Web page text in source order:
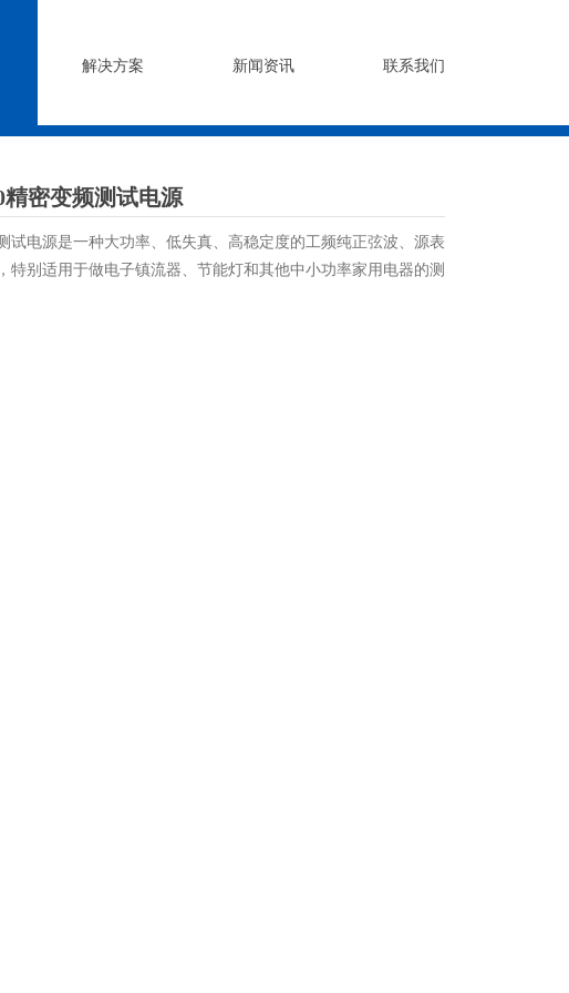
解决方案 新闻资讯 联系我们
精密变频测试电源
试电源是一种大功率、低失真、高稳定度的工频纯正弦波、源表
特别适用于做电子镇流器、节能灯和其他中小功率家用电器的测